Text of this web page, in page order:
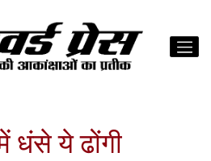
धंसे ये ढोंगी